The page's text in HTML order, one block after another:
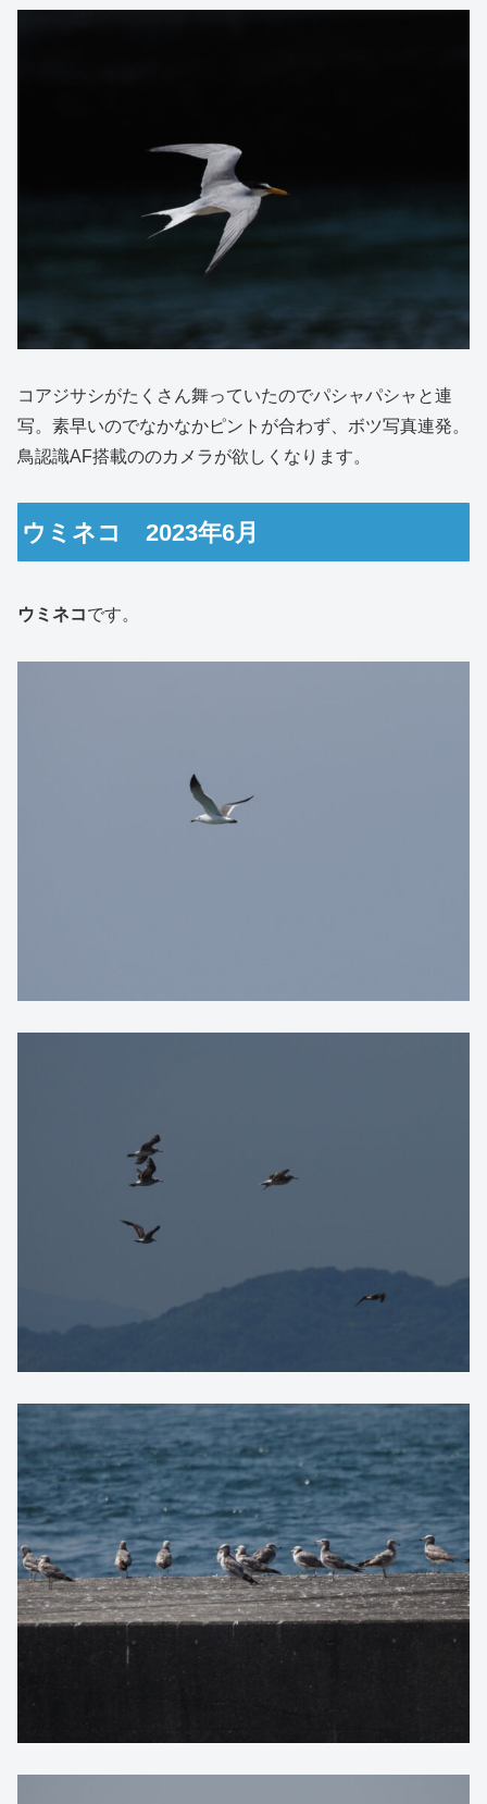
コアジサシがたくさん舞っていたのでパシャパシャと連
写。素早いのでなかなかピントが合わず、ボツ写真連発。
鳥認識AF搭載ののカメラが欲しくなります。
ウミネコ 2023年6月
ウミネコです。